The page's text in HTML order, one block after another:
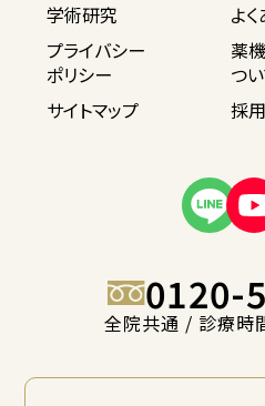
学術研究
よ
プライバシー
ポリシー
薬
つ
サイトマップ
採
0120-
全院共通 / 診療時